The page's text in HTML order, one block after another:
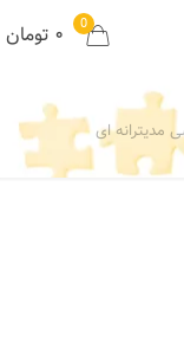
0 ۰ تومان